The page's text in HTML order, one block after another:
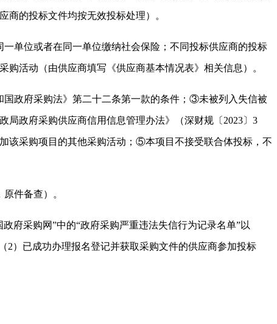
商的投标文件均按无效投标处理）。
单位或者在同一单位缴纳社会保险；不同投标供应商的投标
活动（由供应商填写《供应商基本情况表》相关信息）。
政府采购法》第二十二条第一款的条件；③未被列入失信被
政府采购供应商信用信息管理办法》（深财规〔2023〕3
该采购项目的其他采购活动；⑤本项目不接受联合体投标，不
件备查）。
府采购网”中的“政府采购严重违法失信行为记录名单”以
2）已成功办理报名登记并获取采购文件的供应商参加投标